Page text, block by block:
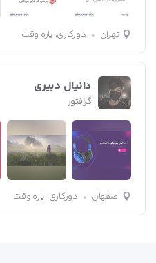
تهران دورکاری، پاره وقت
دانیال دبیری
گرافتور
اصفهان دورکاری، پاره وقت